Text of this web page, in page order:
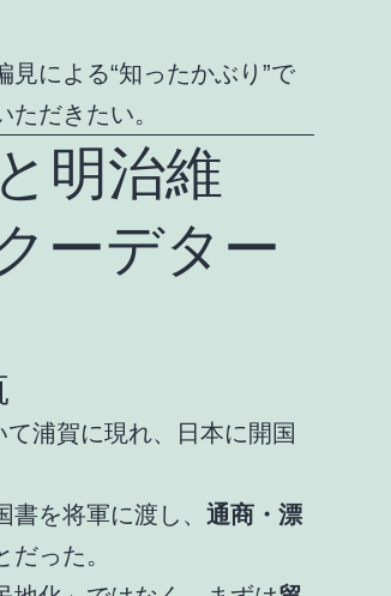
による“知ったかぶり”で
だきたい。
明治維
ーデター
浦賀に現れ、日本に開国
を将軍に渡し、 通商・漂
だった。